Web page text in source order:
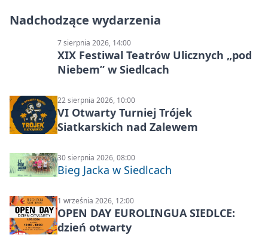
Nadchodzące wydarzenia
7 sierpnia 2026, 14:00
XIX Festiwal Teatrów Ulicznych „pod
Niebem” w Siedlcach
22 sierpnia 2026, 10:00
VI Otwarty Turniej Trójek
Siatkarskich nad Zalewem
30 sierpnia 2026, 08:00
Bieg Jacka w Siedlcach
1 września 2026, 12:00
OPEN DAY EUROLINGUA SIEDLCE:
dzień otwarty